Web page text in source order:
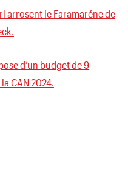
arrosent le Faramaréne de
d’un budget de 9
CAN 2024.